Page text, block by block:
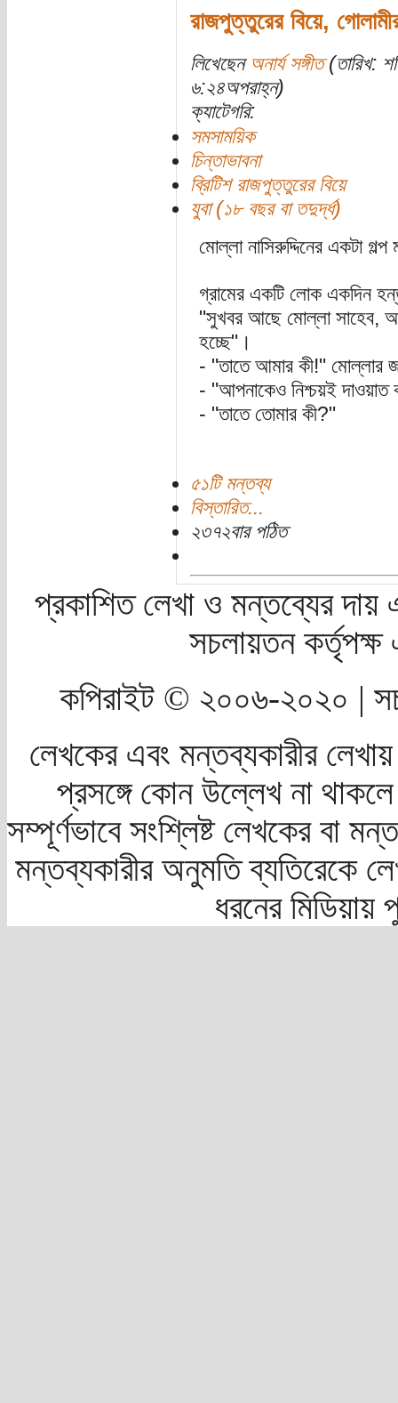
রাজপুত্তুরের বিয়ে,
লিখেছেন অনার্য সঙ্গীত(তারিখ:
৬:২৪অপরাহ্ন)
ক্যাটেগরি:
সমসাময়িক
চিন্তাভাবনা
ব্রিটিশ রাজপুত্তুরের বিয়ে
যুবা (১৮ বছর বা তদুর্দ্ধ)
মোল্লা নাসিরুদ্দিনের একটা
গ্রামের একটি লোক একদিন
"সুখবর আছে মোল্লা সাহেব,
হচ্ছে"।
- "তাতে আমার কী!" মোল্লার
- "আপনাকেও নিশ্চয়ই দাওয়াত
- "তাতে তোমার কী?"
৫১টি মন্তব্য
বিস্তারিত...
২৩৭২বার পঠিত
প্রকাশিত লেখা ও মন্তব্যের দায়
সচলায়তন
কপিরাইট © ২০০৬-২০২০ |
লেখকের এবং মন্তব্যকারীর
প্রসঙ্গে কোন উল্লেখ না
সম্পূর্ণভাবে সংশ্লিষ্ট লেখকের বা
মন্তব্যকারীর অনুমতি ব্যতিরেকে
ধরনের মিডিয়ায়